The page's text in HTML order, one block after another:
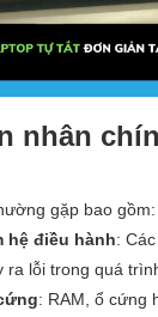
nhân
gặp bao gồm:
hệ điều hành:
ra lỗi trong quá
: RAM, ổ cứng